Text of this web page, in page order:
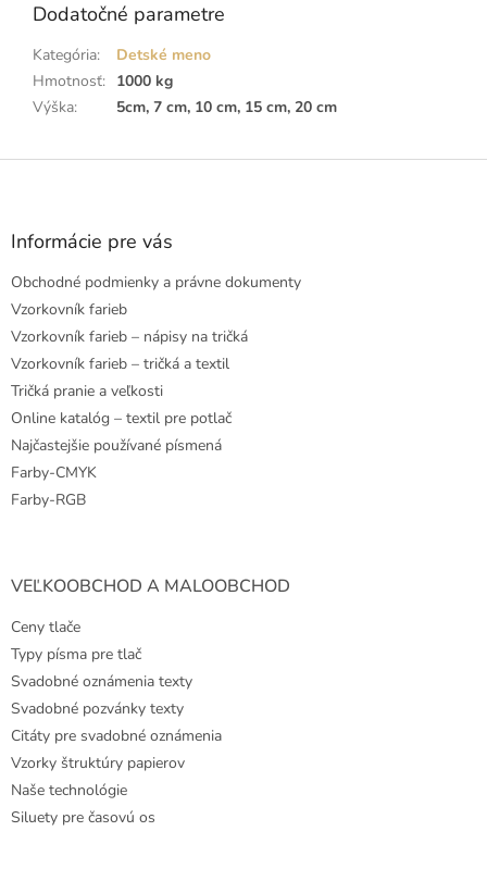
Dodatočné parametre
Kategória:
Detské meno
Hmotnosť: 1000 kg
Výška: 5cm, 7 cm, 10 cm, 15 cm, 20 cm
Z
Informácie pre vás
Obchodné podmienky a právne dokumenty
Vzorkovník farieb
Vzorkovník farieb – nápisy na tričká
Vzorkovník farieb – tričká a textil
Tričká pranie a veľkosti
Online katalóg – textil pre potlač
Najčastejšie používané písmená
Farby-CMYK
Farby-RGB
VEĽKOOBCHOD A MALOOBCHOD
Ceny tlače
Typy písma pre tlač
Svadobné oznámenia texty
Svadobné pozvánky texty
Citáty pre svadobné oznámenia
Vzorky štruktúry papierov
Naše technológie
Siluety pre časovú os